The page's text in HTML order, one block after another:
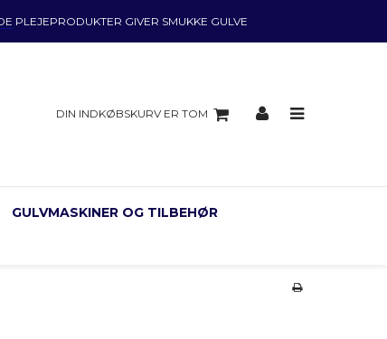
PLEJEPRODUKTER GIVER SMUKKE GULVE
DIN INDKØBSKURV ER TOM
GULVMASKINER OG TILBEHØR